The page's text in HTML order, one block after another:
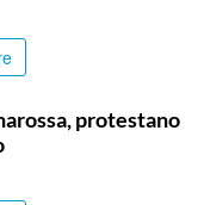
protestano